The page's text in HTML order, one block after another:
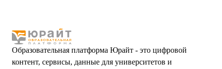
Образовательная платформа Юрайт - это цифровой
контент, сервисы, данные для университетов и